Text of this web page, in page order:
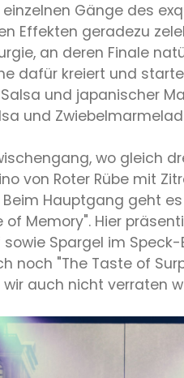
Gänge des
Effekten geradezu
an deren Finale
dafür kreiert und
und japanischer
und
wo gleich
von Roter Rübe mit
Hauptgang geht
Memory". Hier
Spargel im
noch "The Taste of
auch nicht verraten